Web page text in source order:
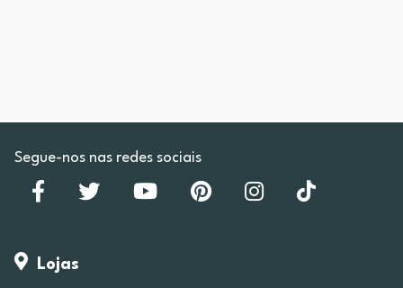
Segue-nos nas redes sociais
Lojas